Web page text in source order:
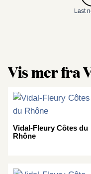
Last
Vis mer fra
Vidal-Fleury Côtes du
Rhône